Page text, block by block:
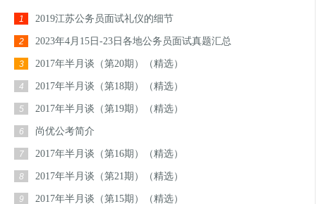
1 2019江苏公务员面试礼仪的细节
2 2023年4月15日-23日各地公务员面试真题汇总
3 2017年半月谈（第20期）（精选）
4 2017年半月谈（第18期）（精选）
5 2017年半月谈（第19期）（精选）
6 尚优公考简介
7 2017年半月谈（第16期）（精选）
8 2017年半月谈（第21期）（精选）
9 2017年半月谈（第15期）（精选）